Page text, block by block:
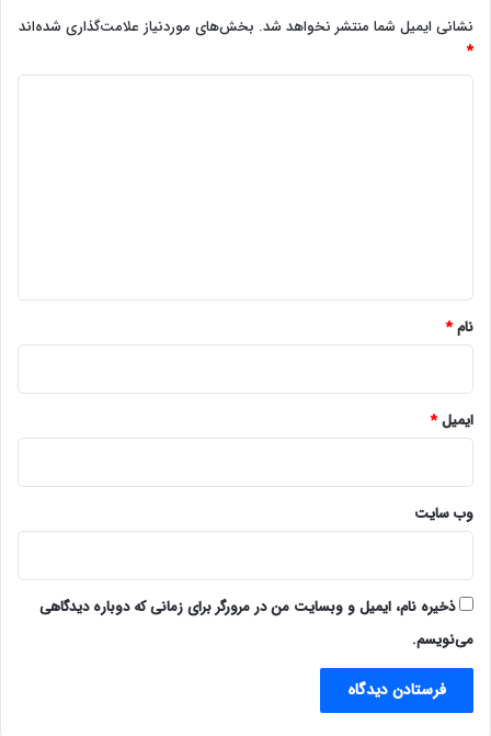
نشانی ایمیل شما منتشر نخواهد شد. بخش‌های موردنیاز علامت‌گذاری شده‌اند
*
نام*
ایمیل*
وب‌ سایت
ذخیره نام، ایمیل و وبسایت من در مرورگر برای زمانی که دوباره دیدگاهی
می‌نویسم.